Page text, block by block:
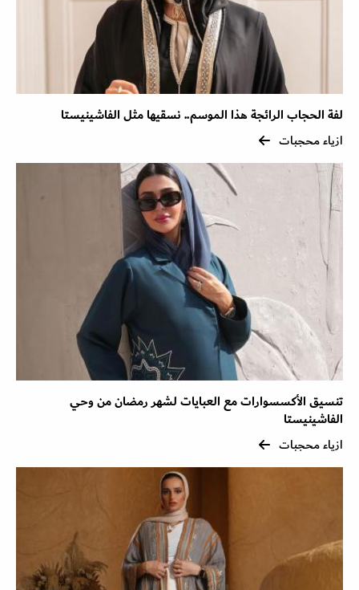
لفة الحجاب الرائجة هذا الموسم.. نسقيها مثل الفاشينيستا
ازياء محجبات
تنسيق الأكسسوارات مع العبايات لشهر رمضان من وحي
الفاشينيستا
ازياء محجبات